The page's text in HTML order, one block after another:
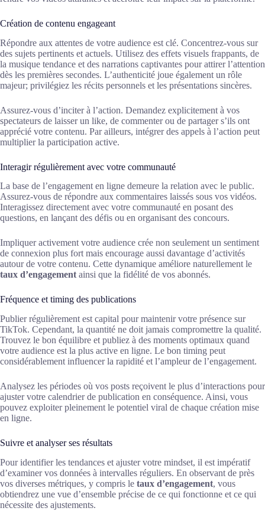
Création de contenu engageant
Répondre aux attentes de votre audience est clé. Concentrez-vous sur
des sujets pertinents et actuels. Utilisez des effets visuels frappants, de
la musique tendance et des narrations captivantes pour attirer l’attention
dès les premières secondes. L’authenticité joue également un rôle
majeur; privilégiez les récits personnels et les présentations sincères.
Assurez-vous d’inciter à l’action. Demandez explicitement à vos
spectateurs de laisser un like, de commenter ou de partager s’ils ont
apprécié votre contenu. Par ailleurs, intégrer des appels à l’action peut
multiplier la participation active.
Interagir régulièrement avec votre communauté
La base de l’engagement en ligne demeure la relation avec le public.
Assurez-vous de répondre aux commentaires laissés sous vos vidéos.
Interagissez directement avec votre communauté en posant des
questions, en lançant des défis ou en organisant des concours.
Impliquer activement votre audience crée non seulement un sentiment
de connexion plus fort mais encourage aussi davantage d’activités
autour de votre contenu. Cette dynamique améliore naturellement le
taux d’engagementainsi que la fidélité de vos abonnés.
Fréquence et timing des publications
Publier régulièrement est capital pour maintenir votre présence sur
TikTok. Cependant, la quantité ne doit jamais compromettre la qualité.
Trouvez le bon équilibre et publiez à des moments optimaux quand
votre audience est la plus active en ligne. Le bon timing peut
considérablement influencer la rapidité et l’ampleur de l’engagement.
Analysez les périodes où vos posts reçoivent le plus d’interactions pour
ajuster votre calendrier de publication en conséquence. Ainsi, vous
pouvez exploiter pleinement le potentiel viral de chaque création mise
en ligne.
Suivre et analyser ses résultats
Pour identifier les tendances et ajuster votre mindset, il est impératif
d’examiner vos données à intervalles réguliers. En observant de près
vos diverses métriques, y compris le taux d’engagement, vous
obtiendrez une vue d’ensemble précise de ce qui fonctionne et ce qui
nécessite des ajustements.